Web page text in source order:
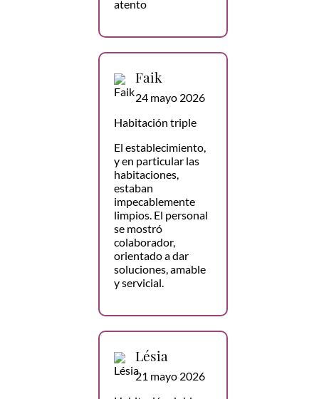
atento
Faik
24 mayo 2026
Habitación triple
El establecimiento,
y en particular las
habitaciones,
estaban
impecablemente
limpios. El personal
se mostró
colaborador,
orientado a dar
soluciones, amable
y servicial.
Lésia
21 mayo 2026